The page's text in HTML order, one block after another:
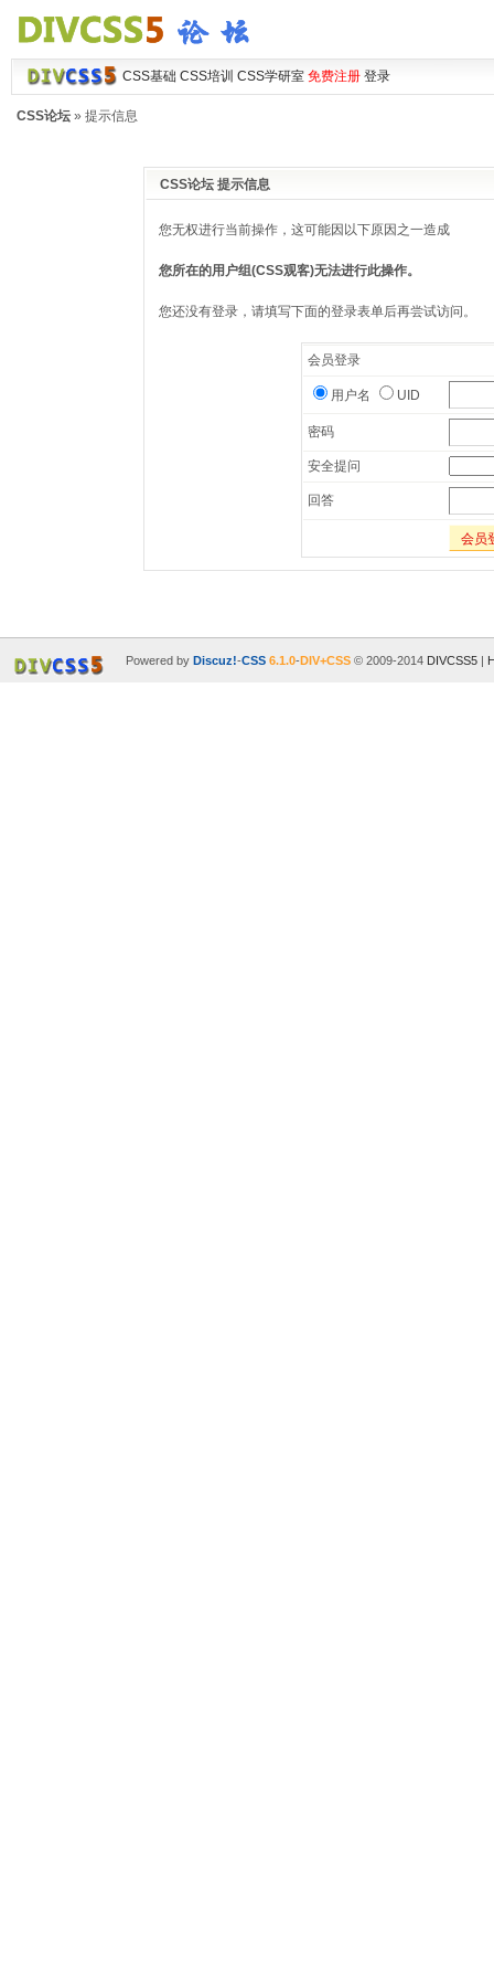
CSS基础 CSS培训 CSS学研室 免费注册 登录
CSS论坛» 提示信息
CSS论坛 提示信息
您无权进行当前操作，这可能因以下原因之一造成
您所在的用户组(CSS观客)无法进行此操作。
您还没有登录，请填写下面的登录表单后再尝试访问。
会员登录
用户名 UID
密码
安全提问
回答
会员
Powered by Discuz!-CSS 6.1.0-DIV+CSS© 2009-2014 DIVCSS5|